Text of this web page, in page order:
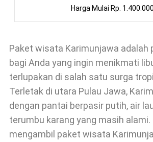
Harga Mulai Rp.
Paket wisata Karimunjawa adalah
bagi Anda yang ingin menikmati
terlupakan di salah satu surga
Terletak di utara Pulau Jawa,
dengan pantai berpasir putih, air
terumbu karang yang masih alami.
mengambil paket wisata